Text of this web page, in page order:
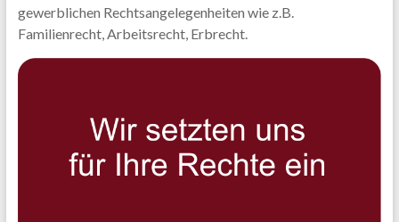
gewerblichen Rechtsangelegenheiten wie z.B.
Familienrecht, Arbeitsrecht, Erbrecht.